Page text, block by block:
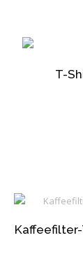
T-
Kaffeefilter-